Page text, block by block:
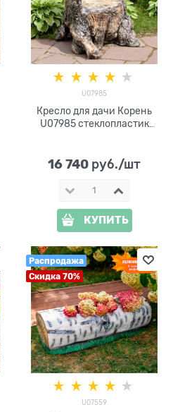
U07985
Кресло для дачи Корень
U07985 стеклопластик
16 740 руб./шт
КУПИТЬ
Распродажа
Скидка 70%
U07559